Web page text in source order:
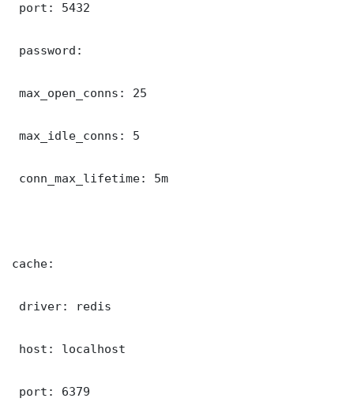
port: 5432
password:
max_open_conns: 25
max_idle_conns: 5
conn_max_lifetime: 5m
cache:
driver: redis
host: localhost
port: 6379